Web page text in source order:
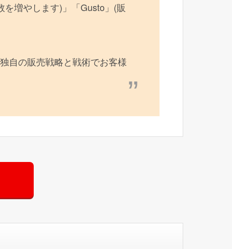
増やします)」「Gusto」(販
自の販売戦略と戦術でお客様